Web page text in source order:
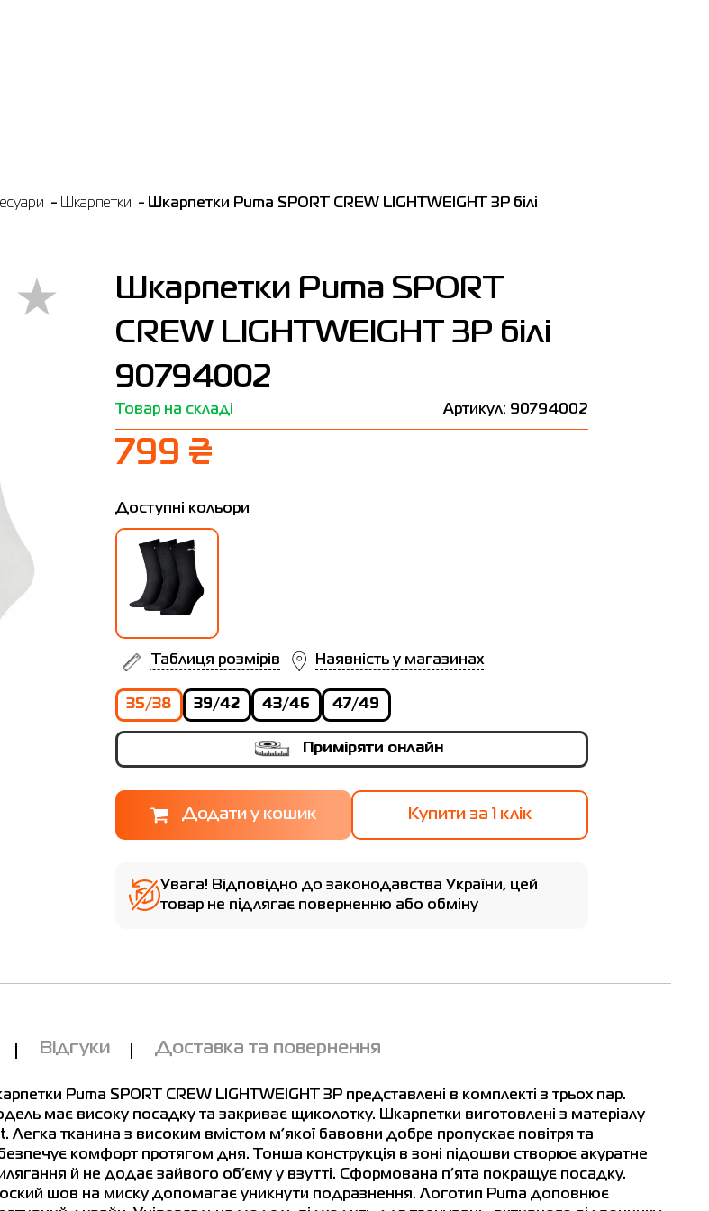
Шкарпетки Шкарпетки Puma SPORT CREW LIGHTWEIGHT 3P білі
Шкарпетки Puma SPORT
CREW LIGHTWEIGHT 3P білі
90794002
Товар на складі Артикул: 90794002
799 ₴
Доступні кольори
Наявність у магазинах
Таблиця розмірів
CREW LIGHTWEIGHT 3P білі 90794002
46 47/49
Приміряти онлайн
35/38 39/42 43/46 47/49
Приміряти онлайн
Купити за 1 клiк
3P білі 90794002
розмір
Увага! Відповідно до законодавства України, цей
товар не підлягає поверненню або обміну
Відгуки Доставка та повернення
Puma SPORT CREW LIGHTWEIGHT 3P представлені в комплекті з трьох пар.
має високу посадку та закриває щиколотку. Шкарпетки виготовлені з матеріалу
Легка тканина з високим вмістом м’якої бавовни добре пропускає повітря та
комфорт протягом дня. Тонша конструкція в зоні підошви створює акуратне
й не додає зайвого об’єму у взутті. Сформована п’ята покращує посадку.
шов на миску допомагає уникнути подразнення. Логотип Puma доповнює